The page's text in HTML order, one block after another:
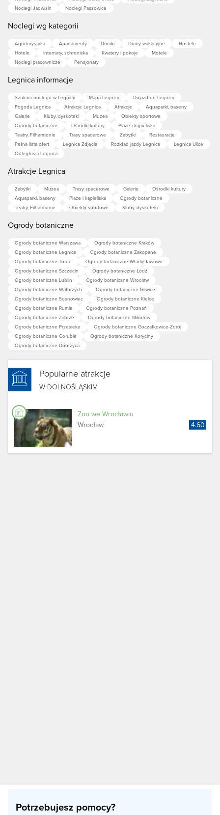
Noclegi Jadwisin
Noclegi Paszowice
Noclegi wg kategorii
Agroturystyka Apartamenty Domki Domy wakacyjne
Hostele
Hotele
Internaty, schroniska Kwatery i pokoje
Motele
Noclegi pracownicze
Pensjonaty
Legnica informacje
Szukam noclegu w Legnicy Mapa Legnicy
Dojazd do Legnicy
Pogoda Legnica
Atrakcje Legnica Atrakcje
Aquaparki, baseny
Galerie
Kluby, dyskoteki Muzea
Obiekty sportowe
Ogrody botaniczne
Ośrodki kultury
Plaże i kąpieliska
Teatry, Filharmonie
Trasy spacerowe Zabytki
Restauracje
Pełna lista ofert
Legnica Zdjęcia Rozkład jazdy Legnica
Legnica Ulice
Odległości Legnica
Atrakcje Legnica
Zabytki Muzea Trasy spacerowe Galerie
Ośrodki kultury
Aquaparki, baseny
Plaże i kąpieliska
Ogrody botaniczne
Teatry, Filharmonie
Obiekty sportowe Kluby, dyskoteki
Ogrody botaniczne
Ogrody botaniczne Warszawa
Ogrody botaniczne Kraków
Ogrody botaniczne Legnica
Ogrody botaniczne Zakopane
Ogrody botaniczne Toruń
Ogrody botaniczne Władysławowo
Ogrody botaniczne Szczecin
Ogrody botaniczne Łódź
Ogrody botaniczne Lublin
Ogrody botaniczne Wrocław
Ogrody botaniczne Wałbrzych
Ogrody botaniczne Gliwice
Ogrody botaniczne Sosnowiec
Ogrody botaniczne Kielce
Ogrody botaniczne Rumia
Ogrody botaniczne Poznań
Ogrody botaniczne Zabrze
Ogrody botaniczne Mikołów
Ogrody botaniczne Przesieka
Ogrody botaniczne Goczałkowice-Zdrój
Ogrody botaniczne Gołubie
Ogrody botaniczne Koryciny
Ogrody botaniczne Dobrzyca
Popularne atrakcje
W DOLNOŚLĄSKIM
Zoo we Wrocławiu
Wrocław
4.60
Potrzebujesz pomocy?